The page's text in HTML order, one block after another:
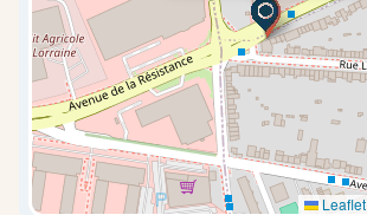
Leaflet